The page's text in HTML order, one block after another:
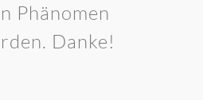
Phänomen
Danke!